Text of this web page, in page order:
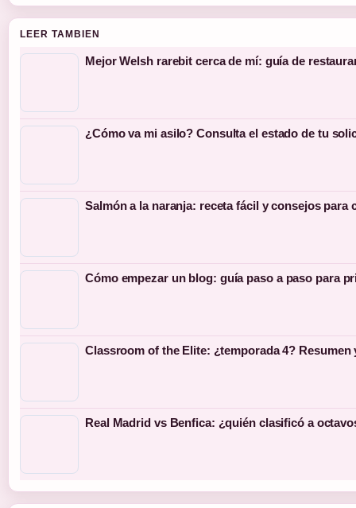
LEER TAMBIEN
Mejor Welsh rarebit cerca de mí: guía de
¿Cómo va mi asilo? Consulta el estado de tu
Salmón a la naranja: receta fácil y consejos para
Cómo empezar un blog: guía paso a paso para
Classroom of the Elite: ¿temporada 4? Resumen
Real Madrid vs Benfica: ¿quién clasificó a